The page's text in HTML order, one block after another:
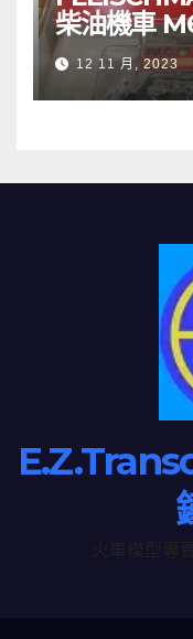
柴油機車
12 11 月, 2023